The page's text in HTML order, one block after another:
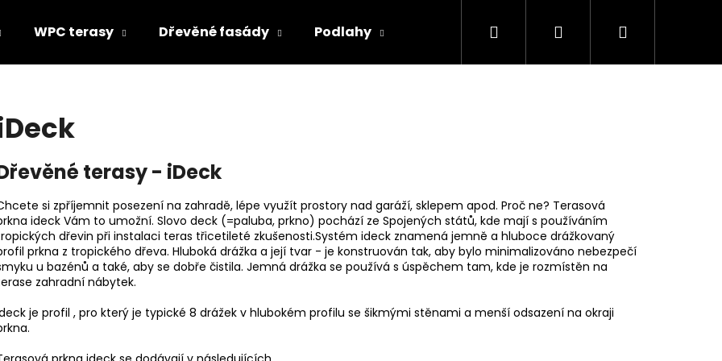
WPC terasy Dřevěné fasády Podlahy Fasády Řezivo
Hledat PřihlášeníNákupní
terasy - iDeck
si zpříjemnit posezení na zahradě, lépe využít prostory nad garáží, sklepem apod. Proč ne? Terasová
ideck Vám to umožní. Slovo deck (=paluba, prkno) pochází ze Spojených států, kde mají s používáním
dřevin při instalaci teras třicetileté zkušenosti.Systém ideck znamená jemně a hluboce drážkovaný
prkna z tropického dřeva. Hluboká drážka a její tvar - je konstruován tak, aby bylo minimalizováno nebezpečí
u bazénů a také, aby se dobře čistila. Jemná drážka se používá s úspěchem tam, kde je rozmístěn na
zahradní nábytek.
je profil , pro který je typické 8 drážek v hlubokém profilu se šikmými stěnami a menší odsazení na okraji
Doporučujeme
Následující